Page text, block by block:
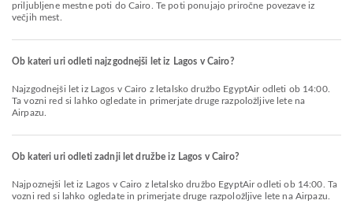
priljubljene mestne poti do Cairo. Te poti ponujajo priročne povezave iz
večjih mest.
Ob kateri uri odleti najzgodnejši let iz Lagos v Cairo?
Najzgodnejši let iz Lagos v Cairo z letalsko družbo EgyptAir odleti ob 14:00.
Ta vozni red si lahko ogledate in primerjate druge razpoložljive lete na
Airpazu.
Ob kateri uri odleti zadnji let družbe iz Lagos v Cairo?
Najpoznejši let iz Lagos v Cairo z letalsko družbo EgyptAir odleti ob 14:00. Ta
vozni red si lahko ogledate in primerjate druge razpoložljive lete na Airpazu.